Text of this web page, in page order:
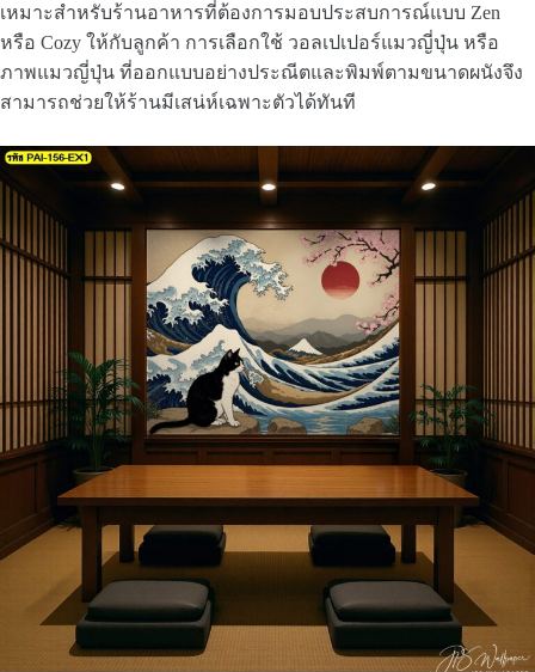
เหมาะสำหรับร้านอาหารที่ต้องการมอบประสบการณ์แบบ Zen
หรือ Cozy ให้กับลูกค้า การเลือกใช้ วอลเปเปอร์แมวญี่ปุ่น หรือ
ภาพแมวญี่ปุ่น ที่ออกแบบอย่างประณีตและพิมพ์ตามขนาดผนังจึง
สามารถช่วยให้ร้านมีเสน่ห์เฉพาะตัวได้ทันที